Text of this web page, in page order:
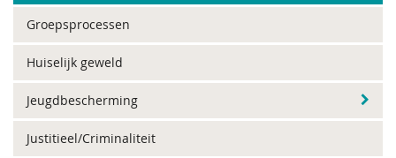
Groepsprocessen
Huiselijk geweld
Jeugdbescherming
Justitieel/Criminaliteit